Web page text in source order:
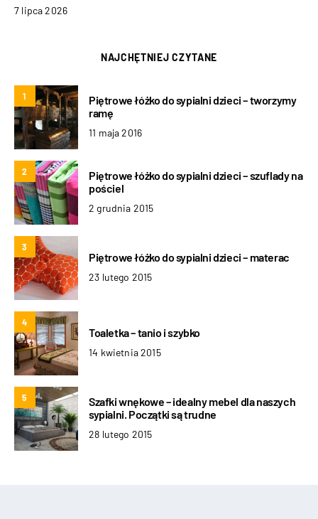
7 lipca 2026
NAJCHĘTNIEJ CZYTANE
1
Piętrowe łóżko do sypialni dzieci – tworzymy
ramę
11 maja 2016
2
Piętrowe łóżko do sypialni dzieci – szuflady na
pościel
2 grudnia 2015
3
Piętrowe łóżko do sypialni dzieci – materac
23 lutego 2015
4
Toaletka – tanio i szybko
14 kwietnia 2015
5
Szafki wnękowe – idealny mebel dla naszych
sypialni. Początki są trudne
28 lutego 2015